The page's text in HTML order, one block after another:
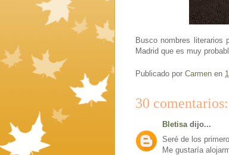
Busco nombres literarios
Madrid que es muy
Publicado por Carmen en
30 comentarios:
Bletisadijo...
Seré de los
Me gustaría